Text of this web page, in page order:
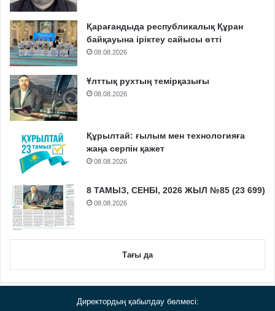
Қарағандыда республикалық Құран
байқауына іріктеу сайысы өтті
08.08.2026
Ұлттық рухтың темірқазығы
08.08.2026
Құрылтай: ғылым мен технологияға
жаңа серпін қажет
08.08.2026
8 ТАМЫЗ, СЕНБІ, 2026 ЖЫЛ №85 (23 699)
08.08.2026
Тағы да
Директордың қабылдау бөлмесі: